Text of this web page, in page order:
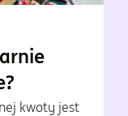
kwoty jest